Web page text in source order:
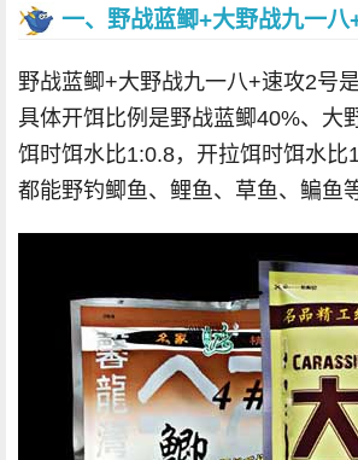
一、野战蓝鲫+大野战九一八
野战蓝鲫+大野战九一八+速攻2号
具体开饵比例是野战蓝鲫40%、大
饵时饵水比1:0.8，开拉饵时饵水
都能野钓鲫鱼、鲤鱼、草鱼、鳊鱼